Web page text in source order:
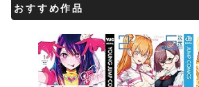
おすすめ作品